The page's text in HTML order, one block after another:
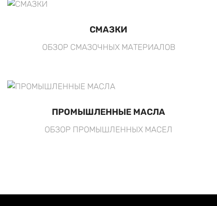
СМАЗКИ
ОБЗОР СМАЗОЧНЫХ МАТЕРИАЛОВ
ПРОМЫШЛЕННЫЕ МАСЛА
ОБЗОР ПРОМЫШЛЕННЫХ МАСЕЛ